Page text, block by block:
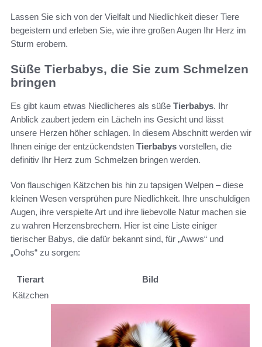
Lassen Sie sich von der Vielfalt und Niedlichkeit dieser Tiere
begeistern und erleben Sie, wie ihre großen Augen Ihr Herz im
Sturm erobern.
Süße Tierbabys, die Sie zum Schmelzen
bringen
Es gibt kaum etwas Niedlicheres als süße Tierbabys. Ihr
Anblick zaubert jedem ein Lächeln ins Gesicht und lässt
unsere Herzen höher schlagen. In diesem Abschnitt werden wir
Ihnen einige der entzückendsten Tierbabys vorstellen, die
definitiv Ihr Herz zum Schmelzen bringen werden.
Von flauschigen Kätzchen bis hin zu tapsigen Welpen – diese
kleinen Wesen versprühen pure Niedlichkeit. Ihre unschuldigen
Augen, ihre verspielte Art und ihre liebevolle Natur machen sie
zu wahren Herzensbrechern. Hier ist eine Liste einiger
tierischer Babys, die dafür bekannt sind, für „Awws“ und
„Oohs“ zu sorgen:
Tierart
Bild
Kätzchen